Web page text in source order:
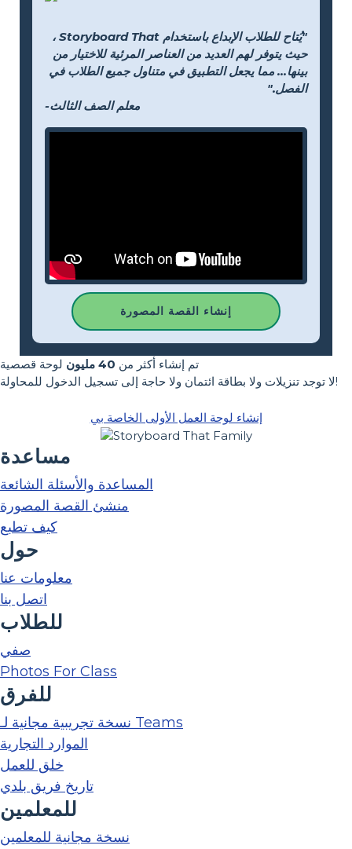
"يُتاح للطلاب الإبداع باستخدام Storyboard That ،
حيث يتوفر لهم العديد من العناصر المرئية للاختيار من
بينها... مما يجعل التطبيق في متناول جميع الطلاب في
الفصل."
-معلم الصف الثالث
إنشاء القصة المصورة
تم إنشاء أكثر من 40 مليون
لوحة قصصية
لا توجد تنزيلات ولا بطاقة ائتمان ولا حاجة إلى تسجيل الدخول للمحاولة!
إنشاء لوحة العمل الأولى الخاصة بي
مساعدة
المساعدة والأسئلة الشائعة
منشئ القصة المصورة
كيف تطبع
حول
معلومات عنا
اتصل بنا
للطلاب
صفي
Photos For Class
للفرق
نسخة تجريبية مجانية لـ Teams
الموارد التجارية
خلق للعمل
تاريخ فريق بلدي
للمعلمين
نسخة مجانية للمعلمين